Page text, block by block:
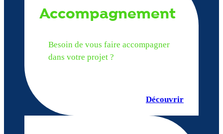
Accompagnement
Besoin de vous faire accompagner
dans votre projet ?
Découvrir